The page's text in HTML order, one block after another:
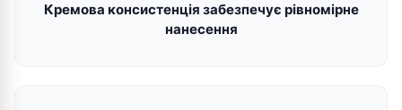
Кремова консистенція забезпечує рівномірне
нанесення